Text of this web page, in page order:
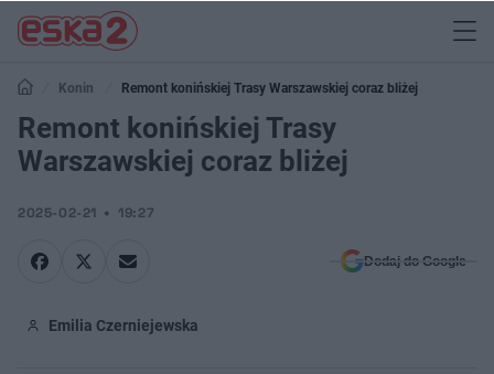
Konin Remont konińskiej Trasy Warszawskiej coraz bliżej
Remont konińskiej Trasy
Warszawskiej coraz bliżej
2025-02-21 19:27
Dodaj do Google
Emilia Czerniejewska